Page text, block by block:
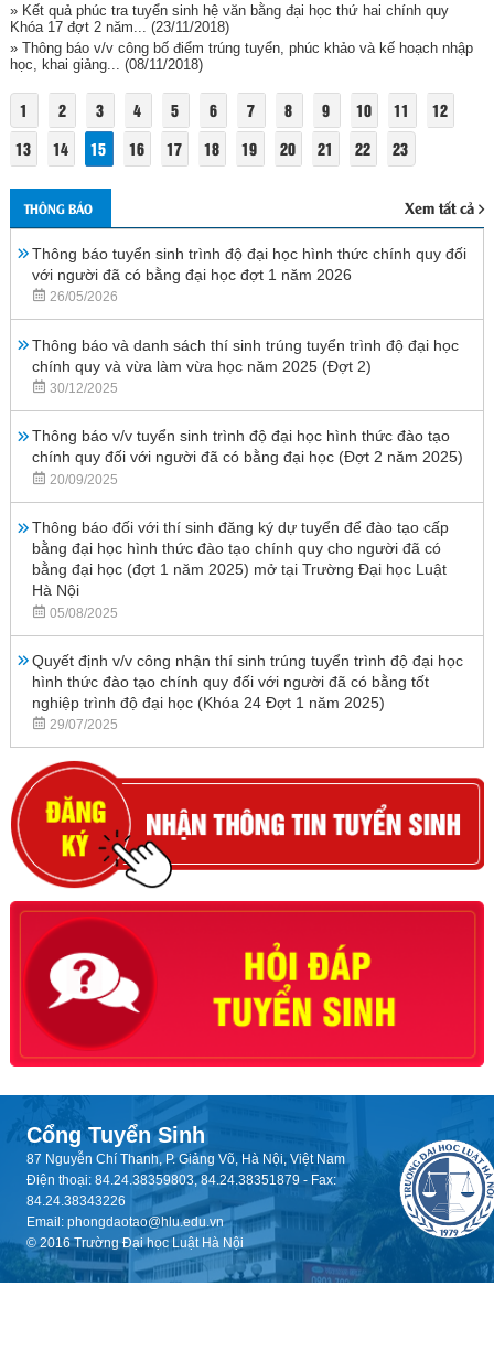
» Kết quả phúc tra tuyển sinh hệ văn bằng đại học thứ hai chính quy
Khóa 17 đợt 2 năm...
(23/11/2018)
» Thông báo v/v công bố điểm trúng tuyển, phúc khảo và kế hoạch nhập
học, khai giảng... (08/11/2018)
1 2 3 4 5 6 7 8 9 10 11
12
13
14 15 16 17 18 19 20 21 22 23
THÔNG BÁO Xem tất cả
Thông báo tuyển sinh trình độ đại học hình thức chính quy đối
với người đã có bằng đại học đợt 1 năm 2026
26/05/2026
Thông báo và danh sách thí sinh trúng tuyển trình độ đại học
chính quy và vừa làm vừa học năm 2025 (Đợt 2)
30/12/2025
Thông báo v/v tuyển sinh trình độ đại học hình thức đào tạo
chính quy đối với người đã có bằng đại học (Đợt 2 năm 2025)
20/09/2025
Thông báo đối với thí sinh đăng ký dự tuyển để đào tạo cấp
bằng đại học hình thức đào tạo chính quy cho người đã có
bằng đại học (đợt 1 năm 2025) mở tại Trường Đại học Luật
Hà Nội
05/08/2025
Quyết định v/v công nhận thí sinh trúng tuyển trình độ đại học
hình thức đào tạo chính quy đối với người đã có bằng tốt
nghiệp trình độ đại học (Khóa 24 Đợt 1 năm 2025)
29/07/2025
Cổng Tuyển Sinh
87 Nguyễn Chí Thanh, P. Giảng Võ, Hà Nội, Việt Nam
Điện thoại: 84.24.38359803, 84.24.38351879 - Fax:
84.24.38343226
Email: phongdaotao@hlu.edu.vn
© 2016 Trường Đại học Luật Hà Nội